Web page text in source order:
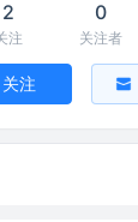
2
注
0
关注者
关注